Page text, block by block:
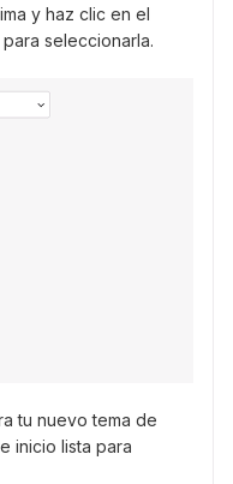
y haz clic en el
para seleccionarla.
tu nuevo tema de
inicio lista para